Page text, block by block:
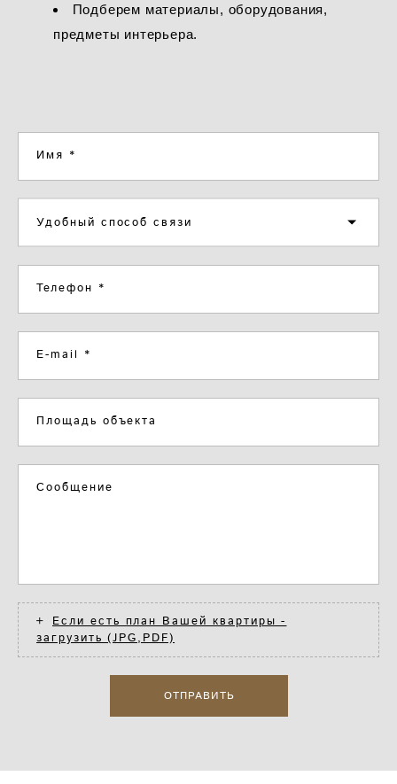
Подберем материалы, оборудования,
предметы интерьера.
Имя *
Удобный способ связи
Телефон *
E-mail *
Площадь объекта
Сообщение
Если есть план Вашей квартиры -
загрузить (JPG,PDF)
ОТПРАВИТЬ